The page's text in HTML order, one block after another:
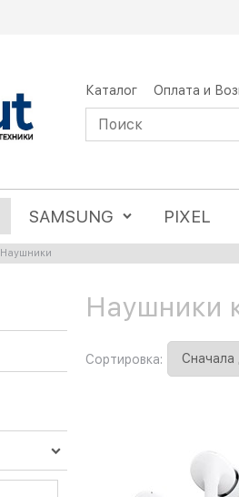
Каталог Оплата и
SAMSUNG PIXEL
Наушники
Наушники
Сортировка: